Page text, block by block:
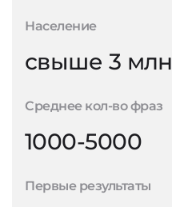
Население
свыше 3 млн
Среднее кол-во фраз
1000-5000
Первые результаты